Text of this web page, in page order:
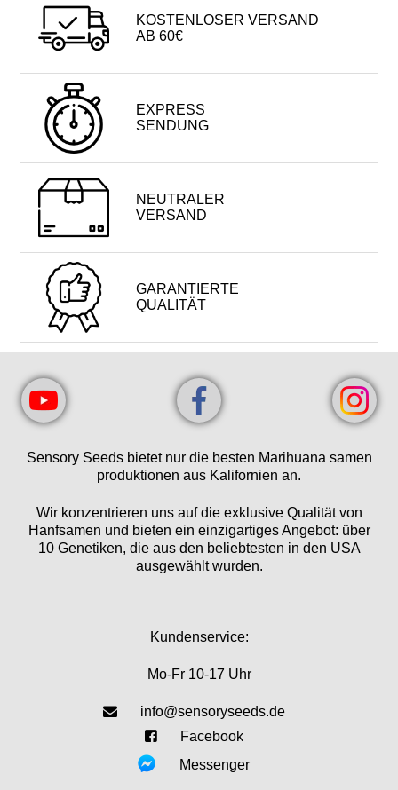
KOSTENLOSER VERSAND
AB 60€
EXPRESS
SENDUNG
NEUTRALER
VERSAND
GARANTIERTE
QUALITÄT
Sensory Seeds bietet nur die besten Marihuana samen
produktionen aus Kalifornien an.
Wir konzentrieren uns auf die exklusive Qualität von
Hanfsamen und bieten ein einzigartiges Angebot: über
10 Genetiken, die aus den beliebtesten in den USA
ausgewählt wurden.
Kundenservice:
Mo-Fr 10-17 Uhr
info@sensoryseeds.de
Facebook
Messenger